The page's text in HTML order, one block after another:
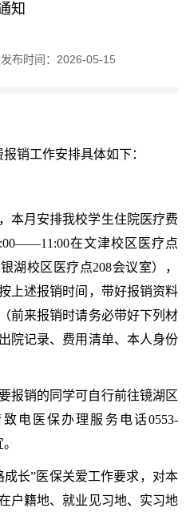
知
发布时间：2026-05-15
销工作安排具体如下：
本月安排我校学生住院医疗费
在文津校区医疗点
湖校区医疗点208会议室），
上述报销时间，带好报销资料
前来报销时请务必带好下列材
院记录、费用清单、本人身份
报销的同学可自行前往镜湖区
电医保办理服务电话0553-
长”医保关爱工作要求，对本
户籍地、就业见习地、实习地